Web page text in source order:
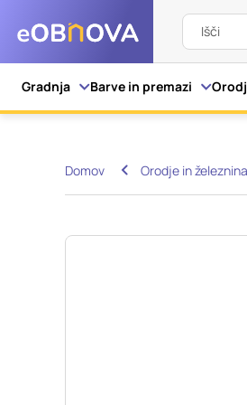
Išči
Gradnja Barve in premazi
Domov Orodje in železnina